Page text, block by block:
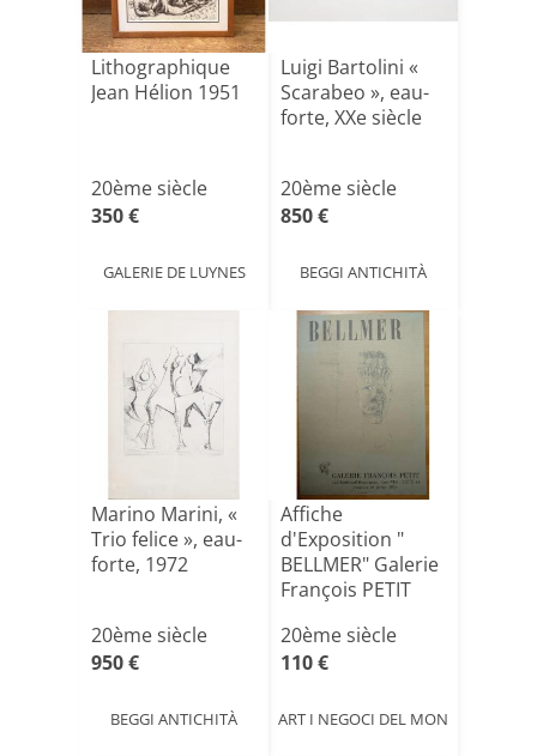
Lithographique
Jean Hélion 1951
20ème siècle
350 €
GALERIE DE LUYNES
Luigi Bartolini «
Scarabeo », eau-
forte, XXe siècle
20ème siècle
850 €
BEGGI ANTICHITÀ
Marino Marini, «
Trio felice », eau-
forte, 1972
20ème siècle
950 €
BEGGI ANTICHITÀ
Affiche
d'Exposition "
BELLMER" Galerie
François PETIT
20ème siècle
110 €
ART I NEGOCI DEL MON